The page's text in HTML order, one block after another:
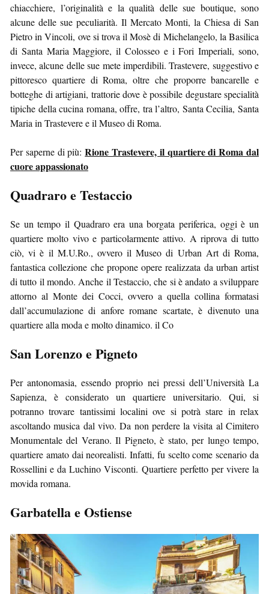
chiacchiere, l’originalità e la qualità delle sue boutique, sono
alcune delle sue peculiarità. Il Mercato Monti, la Chiesa di San
Pietro in Vincoli, ove si trova il Mosè di Michelangelo, la Basilica
di Santa Maria Maggiore, il Colosseo e i Fori Imperiali, sono,
invece, alcune delle sue mete imperdibili. Trastevere, suggestivo e
pittoresco quartiere di Roma, oltre che proporre bancarelle e
botteghe di artigiani, trattorie dove è possibile degustare specialità
tipiche della cucina romana, offre, tra l’altro, Santa Cecilia, Santa
Maria in Trastevere e il Museo di Roma.
Per saperne di più:Rione Trastevere, il quartiere di Roma dal
cuore appassionato
Quadraro e Testaccio
Se un tempo il Quadraro era una borgata periferica, oggi è un
quartiere molto vivo e particolarmente attivo. A riprova di tutto
ciò, vi è il M.U.Ro., ovvero il Museo di Urban Art di Roma,
fantastica collezione che propone opere realizzata da urban artist
di tutto il mondo. Anche il Testaccio, che si è andato a sviluppare
attorno al Monte dei Cocci, ovvero a quella collina formatasi
dall’accumulazione di anfore romane scartate, è divenuto una
quartiere alla moda e molto dinamico. il Co
San Lorenzo e Pigneto
Per antonomasia, essendo proprio nei pressi dell’Università La
Sapienza, è considerato un quartiere universitario. Qui, si
potranno trovare tantissimi localini ove si potrà stare in relax
ascoltando musica dal vivo. Da non perdere la visita al Cimitero
Monumentale del Verano. Il Pigneto, è stato, per lungo tempo,
quartiere amato dai neorealisti. Infatti, fu scelto come scenario da
Rossellini e da Luchino Visconti. Quartiere perfetto per vivere la
movida romana.
Garbatella e Ostiense